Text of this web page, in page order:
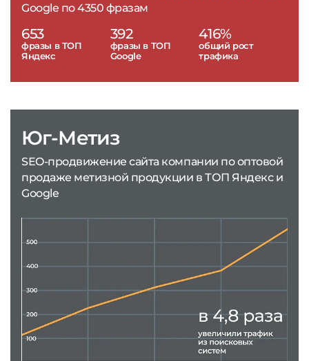
Google по 4350 фразам
653
фразы в ТОП
Яндекс
392
фразы в ТОП
Google
416%
общий рост
трафика
Юг-Метиз
SEO-продвижение сайта компании по оптовой
продаже метизной продукции в ТОП Яндекс и
Google